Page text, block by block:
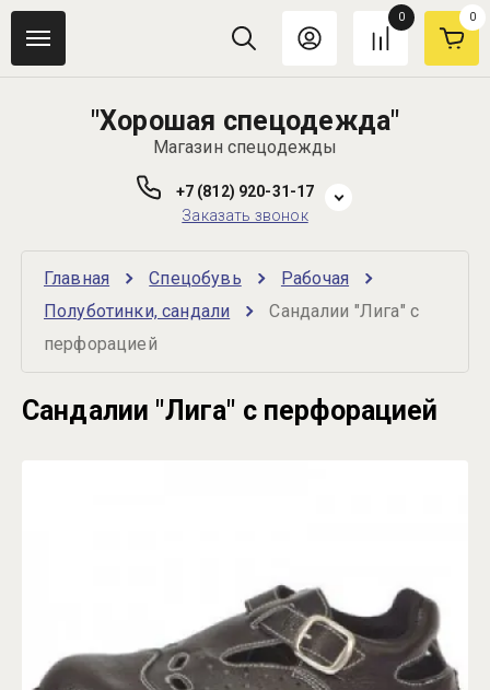
0
0
"Хорошая спецодежда"
Магазин спецодежды
+7 (812) 920-31-17
Заказать звонок
Главная Спецобувь
Рабочая
Полуботинки, сандали
Сандалии "Лига" с
перфорацией
Сандалии "Лига" с перфорацией